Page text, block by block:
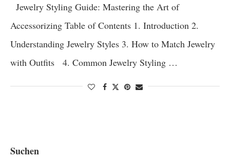
Jewelry Styling Guide: Mastering the Art of
Accessorizing Table of Contents 1. Introduction 2.
Understanding Jewelry Styles 3. How to Match Jewelry
with Outfits 4. Common Jewelry Styling …
Suchen